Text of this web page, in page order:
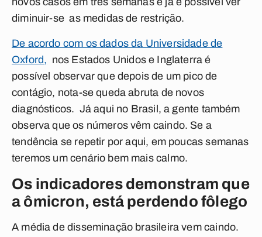
diminuir-se as medidas de restrição.
De acordo com os dados da Universidade de
Oxford, nos Estados Unidos e Inglaterra é
possível observar que depois de um pico de
contágio, nota-se queda abruta de novos
diagnósticos. Já aqui no Brasil, a gente também
observa que os números vêm caindo. Se a
tendência se repetir por aqui, em poucas semanas
teremos um cenário bem mais calmo.
Os indicadores demonstram que
a ômicron, está perdendo fôlego
A média de disseminação brasileira vem caindo.